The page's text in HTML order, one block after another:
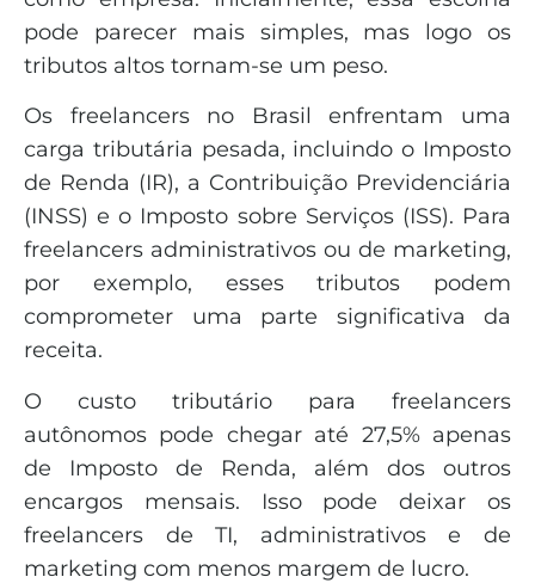
pode parecer mais simples, mas logo os
tributos altos tornam-se um peso.
Os freelancers no Brasil enfrentam uma
carga tributária pesada, incluindo o Imposto
de Renda (IR), a Contribuição Previdenciária
(INSS) e o Imposto sobre Serviços (ISS). Para
freelancers administrativos ou de marketing,
por exemplo, esses tributos podem
comprometer uma parte significativa da
receita.
O custo tributário para freelancers
autônomos pode chegar até 27,5% apenas
de Imposto de Renda, além dos outros
encargos mensais. Isso pode deixar os
freelancers de TI, administrativos e de
marketing com menos margem de lucro.